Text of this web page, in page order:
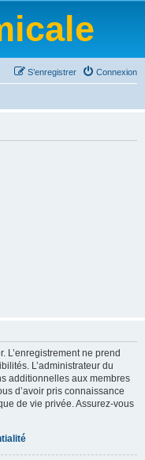
Connexion
S’enregistrer
L’enregistrement ne prend
L’administrateur du
additionnelles aux membres
d’avoir pris connaissance
de vie privée. Assurez-vous